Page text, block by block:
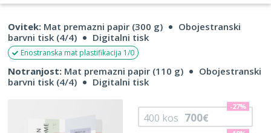
Ovitek: Mat premazni papir (300 g)
Obojestranski
barvni tisk (4/4)
Digitalni tisk
Enostranska mat plastifikacija 1/0
Notranjost: Mat premazni papir (110 g)
Obojestranski
barvni tisk (4/4)
Digitalni tisk
400 kos 700€
-27%